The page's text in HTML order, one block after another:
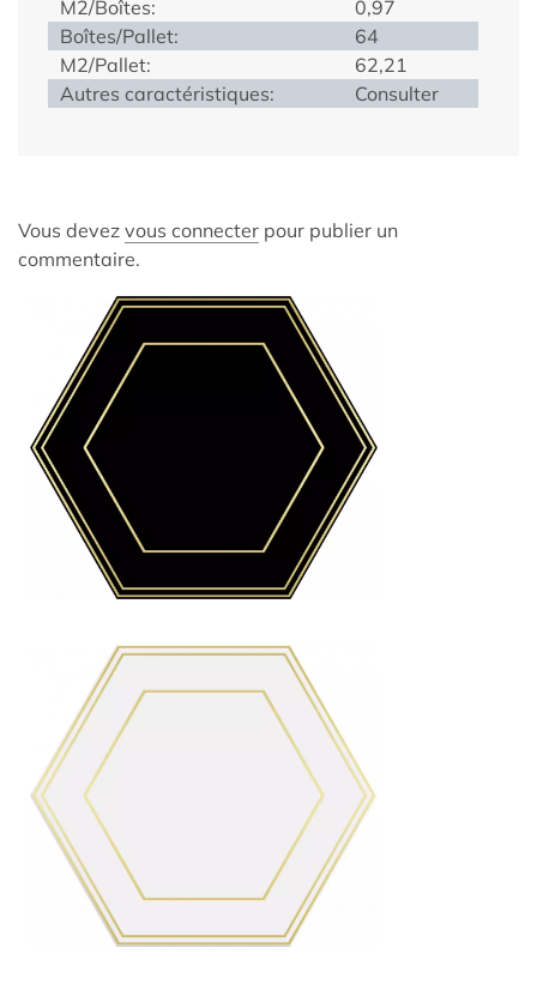
M2/Boîtes:
0,97
Boîtes/Pallet:
64
M2/Pallet:
62,21
Autres caractéristiques:
Consulter
Vous devez vous connecter pour publier un
commentaire.